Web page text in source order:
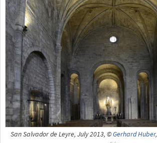
San Salvador de Leyre, July 2013, ©Gerhard Huber,